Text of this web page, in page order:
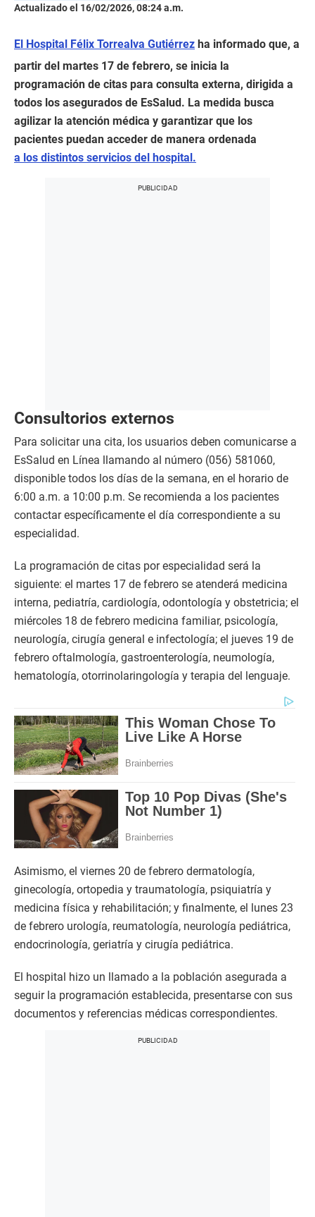
Actualizado el 16/02/2026, 08:24 a.m.
El Hospital Félix Torrealva Gutiérrez ha informado que, a
partir del martes 17 de febrero, se inicia la
programación de citas para consulta externa, dirigida a
todos los asegurados de EsSalud. La medida busca
agilizar la atención médica y garantizar que los
pacientes puedan acceder de manera ordenada
a los distintos servicios del hospital.
Consultorios externos
Para solicitar una cita, los usuarios deben comunicarse a
EsSalud en Línea llamando al número (056) 581060,
disponible todos los días de la semana, en el horario de
6:00 a.m. a 10:00 p.m. Se recomienda a los pacientes
contactar específicamente el día correspondiente a su
especialidad.
La programación de citas por especialidad será la
siguiente: el martes 17 de febrero se atenderá medicina
interna, pediatría, cardiología, odontología y obstetricia; el
miércoles 18 de febrero medicina familiar, psicología,
neurología, cirugía general e infectología; el jueves 19 de
febrero oftalmología, gastroenterología, neumología,
hematología, otorrinolaringología y terapia del lenguaje.
Asimismo, el viernes 20 de febrero dermatología,
ginecología, ortopedia y traumatología, psiquiatría y
medicina física y rehabilitación; y finalmente, el lunes 23
de febrero urología, reumatología, neurología pediátrica,
endocrinología, geriatría y cirugía pediátrica.
El hospital hizo un llamado a la población asegurada a
seguir la programación establecida, presentarse con sus
documentos y referencias médicas correspondientes.